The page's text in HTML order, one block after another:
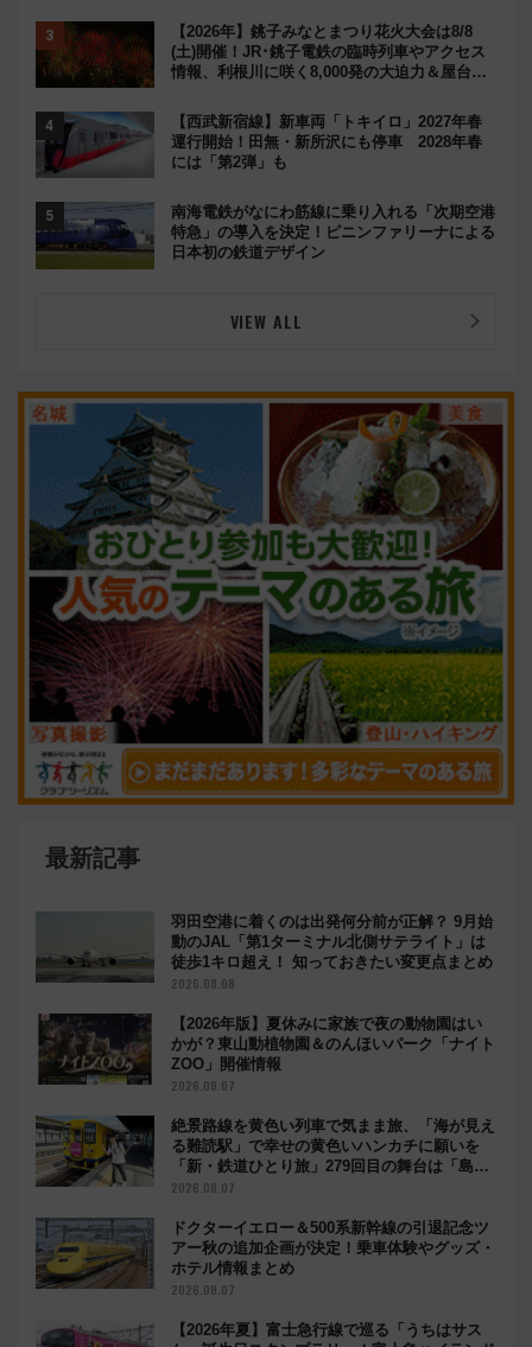
【2026年】銚子みなとまつり花火大会は8/8
(土)開催！JR･銚子電鉄の臨時列車やアクセス
情報、利根川に咲く8,000発の大迫力＆屋台を
【西武新宿線】新車両「トキイロ」2027年春
運行開始！田無・新所沢にも停車 2028年春
には「第2弾」も
南海電鉄がなにわ筋線に乗り入れる「次期空港
特急」の導入を決定！ピニンファリーナによる
日本初の鉄道デザイン
VIEW ALL
最新記事
羽田空港に着くのは出発何分前が正解？ 9月始
動のJAL「第1ターミナル北側サテライト」は
徒歩1キロ超え！ 知っておきたい変更点まとめ
2026.08.08
【2026年版】夏休みに家族で夜の動物園はい
かが？東山動植物園＆のんほいパーク「ナイト
ZOO」開催情報
2026.08.07
絶景路線を黄色い列車で気まま旅、「海が見え
る難読駅」で幸せの黄色いハンカチに願いを
「新・鉄道ひとり旅」279回目の舞台は「島原
鉄道」
2026.08.07
ドクターイエロー＆500系新幹線の引退記念ツ
アー秋の追加企画が決定！乗車体験やグッズ・
ホテル情報まとめ
2026.08.07
【2026年夏】富士急行線で巡る「うちはサス